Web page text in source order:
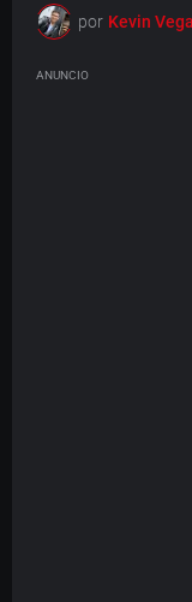
por Kevin Vega
ANUNCIO